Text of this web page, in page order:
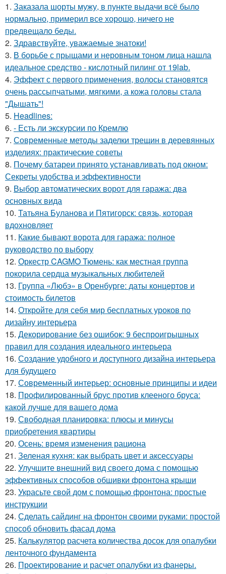
1. Заказала шорты мужу, в пункте выдачи всё было
нормально, примерил все хорошо, ничего не
предвещало беды.
2. Здравствуйте, уважаемые знатоки!
3. В борьбе с прыщами и неровным тоном лица нашла
идеальное средство - кислотный пилинг от 19lab.
4. Эффект с первого применения, волосы становятся
очень рассыпчатыми, мягкими, а кожа головы стала
"Дышать"!
5. Headlines:
6. - Есть ли экскурсии по Кремлю
7. Современные методы заделки трещин в деревянных
изделиях: практические советы
8. Почему батареи принято устанавливать под окном:
Секреты удобства и эффективности
9. Выбор автоматических ворот для гаража: два
основных вида
10. Татьяна Буланова и Пятигорск: связь, которая
вдохновляет
11. Какие бывают ворота для гаража: полное
руководство по выбору
12. Оркестр CAGMO Тюмень: как местная группа
покорила сердца музыкальных любителей
13. Группа «Любэ» в Оренбурге: даты концертов и
стоимость билетов
14. Откройте для себя мир бесплатных уроков по
дизайну интерьера
15. Декорирование без ошибок: 9 беспроигрышных
правил для создания идеального интерьера
16. Создание удобного и доступного дизайна интерьера
для будущего
17. Современный интерьер: основные принципы и идеи
18. Профилированный брус против клееного бруса:
какой лучше для вашего дома
19. Свободная планировка: плюсы и минусы
приобретения квартиры
20. Осень: время изменения рациона
21. Зеленая кухня: как выбрать цвет и аксессуары
22. Улучшите внешний вид своего дома с помощью
эффективных способов обшивки фронтона крыши
23. Украсьте свой дом с помощью фронтона: простые
инструкции
24. Сделать сайдинг на фронтон своими руками: простой
способ обновить фасад дома
25. Калькулятор расчета количества досок для опалубки
ленточного фундамента
26. Проектирование и расчет опалубки из фанеры.